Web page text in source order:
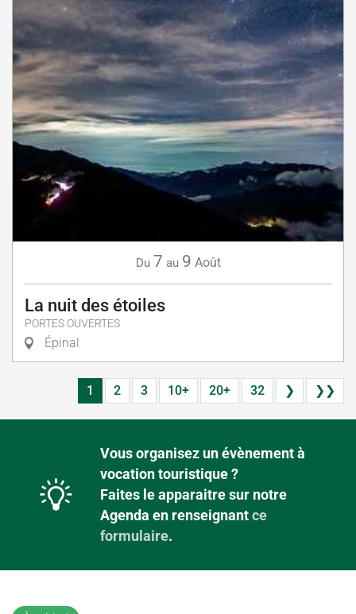
Du 7 au 9 Août
La nuit des étoiles
PORTES OUVERTES
Épinal
1 2 3 10+ 20+ 32 ❯ ❯❯
Vous organisez un évènement à
vocation touristique ?
Faites le apparaitre sur notre
Agenda en renseignantce
formulaire.